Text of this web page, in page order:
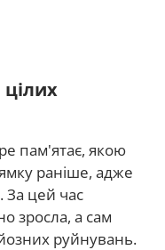
пам'ятає, якою
раніше, адже
За цей час
зросла, а сам
руйнувань.